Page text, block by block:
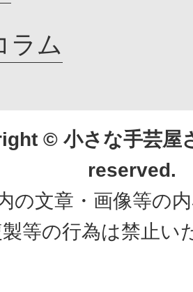
ラム
© 小さな手芸屋
reserved.
の文章・画像等の
等の行為は禁止い